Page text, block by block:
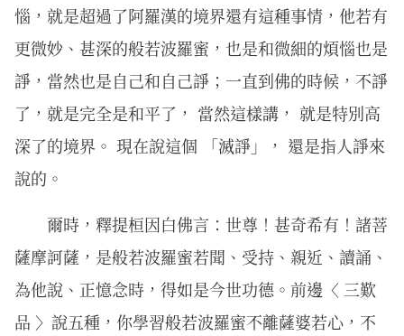
惱，就是超過了阿羅漢的境界還有這種事情，他若有
更微妙、甚深的般若波羅蜜，也是和微細的煩惱也是
諍，當然也是自己和自己諍；一直到佛的時候，不諍
了，就是完全是和平了， 當然這樣講， 就是特別高
深了的境界。 現在說這個 「滅諍」， 還是指人諍來
說的。
爾時，釋提桓因白佛言：世尊！甚奇希有！諸菩
薩摩訶薩，是般若波羅蜜若聞、受持、親近、讀誦、
為他說、正憶念時，得如是今世功德。前邊〈 三歎
品 〉說五種，你學習般若波羅蜜不離薩婆若心，不